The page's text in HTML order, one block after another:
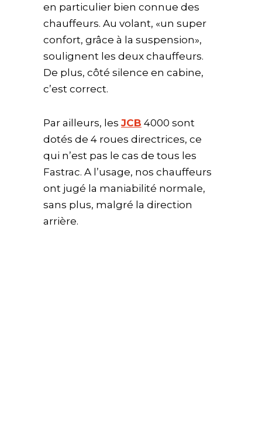
en particulier bien connue des
chauffeurs. Au volant, «un super
confort, grâce à la suspension»,
soulignent les deux chauffeurs.
De plus, côté silence en cabine,
c’est correct.
Par ailleurs, les JCB 4000 sont
dotés de 4 roues directrices, ce
qui n’est pas le cas de tous les
Fastrac. A l’usage, nos chauffeurs
ont jugé la maniabilité normale,
sans plus, malgré la direction
arrière.